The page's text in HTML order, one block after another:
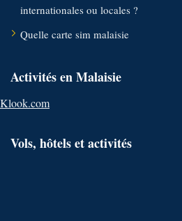
internationales ou locales ?
Quelle carte sim malaisie
Activités en Malaisie
Klook.com
Vols, hôtels et activités